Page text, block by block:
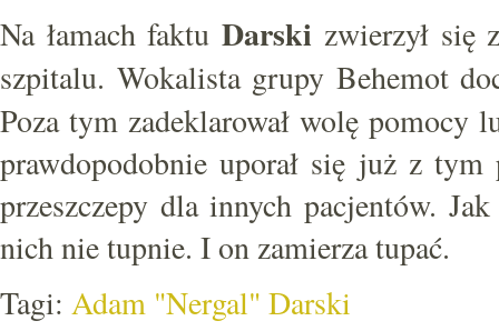
Na łamach faktuDarski zwierzył się
szpitalu. Wokalista grupy Behemot
Poza tym zadeklarował wolę pomocy
prawdopodobnie uporał się już z
przeszczepy dla innych pacjentów.
nich nie tupnie. I on zamierza tupać.
Tagi: Adam "Nergal" Darski